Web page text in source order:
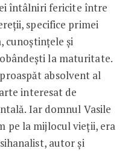
întâlniri fericite între
specifice primei
cunoștințele și
la maturitate.
absolvent al
interesat de
Iar domnul Vasile
pe la mijlocul vieții, era
autor și